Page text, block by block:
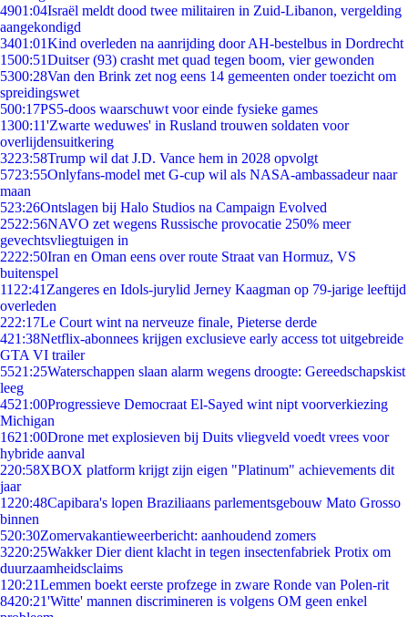
4901:04Israël meldt dood twee militairen in Zuid-Libanon, vergelding
aangekondigd
3401:01Kind overleden na aanrijding door AH-bestelbus in Dordrecht
1500:51Duitser (93) crasht met quad tegen boom, vier gewonden
5300:28Van den Brink zet nog eens 14 gemeenten onder toezicht om
spreidingswet
500:17PS5-doos waarschuwt voor einde fysieke games
1300:11'Zwarte weduwes' in Rusland trouwen soldaten voor
overlijdensuitkering
3223:58Trump wil dat J.D. Vance hem in 2028 opvolgt
5723:55Onlyfans-model met G-cup wil als NASA-ambassadeur naar
maan
523:26Ontslagen bij Halo Studios na Campaign Evolved
2522:56NAVO zet wegens Russische provocatie 250% meer
gevechtsvliegtuigen in
2222:50Iran en Oman eens over route Straat van Hormuz, VS
buitenspel
11 22:41 Zangeres en Idols-jurylid Jerney Kaagman op 79-jarige leeftijd
overleden
222:17Le Court wint na nerveuze finale, Pieterse derde
421:38Netflix-abonnees krijgen exclusieve early access tot uitgebreide
GTA VI trailer
5521:25Waterschappen slaan alarm wegens droogte: Gereedschapskist
leeg
4521:00Progressieve Democraat El-Sayed wint nipt voorverkiezing
Michigan
1621:00Drone met explosieven bij Duits vliegveld voedt vrees voor
hybride aanval
220:58XBOX platform krijgt zijn eigen "Platinum" achievements dit
jaar
1220:48Capibara's lopen Braziliaans parlementsgebouw Mato Grosso
binnen
520:30Zomervakantieweerbericht: aanhoudend zomers
3220:25Wakker Dier dient klacht in tegen insectenfabriek Protix om
duurzaamheidsclaims
1 20:21Lemmen boekt eerste profzege in zware Ronde van Polen-rit
8420:21'Witte' mannen discrimineren is volgens OM geen enkel